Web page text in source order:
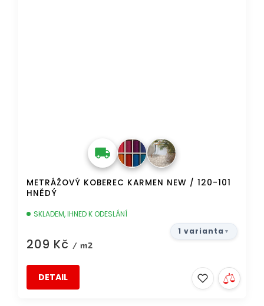
METRÁŽOVÝ KOBEREC KARMEN NEW / 120-101
HNĚDÝ
SKLADEM, IHNED K ODESLÁNÍ
209 Kč / m2
DETAIL
1 varianta